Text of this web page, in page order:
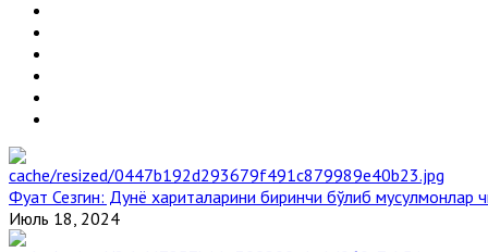
Фуат Сезгин: Дунё хариталарини биринчи бўлиб мусулмонлар
Июль 18, 2024